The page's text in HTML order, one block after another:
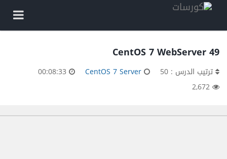
49 CentOS 7 WebServer
ترتيب الدرس : 50 CentOS 7 Server